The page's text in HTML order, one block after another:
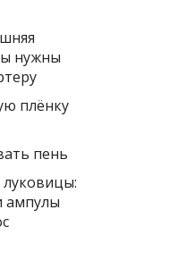
нужны
плёнку
пень
луковицы:
ампулы